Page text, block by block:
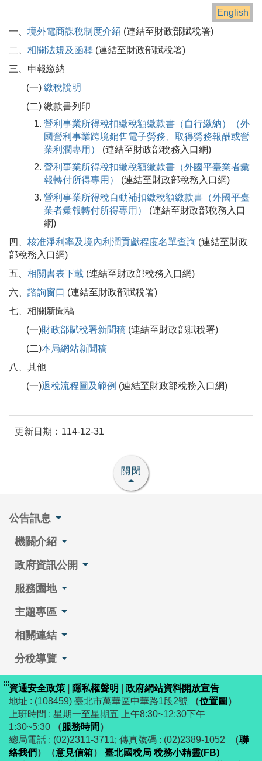
English
一、 境外電商課稅制度介紹 (連結至財政部賦稅署)
二、 相關法規及函釋 (連結至財政部賦稅署)
三、申報繳納
(一) 繳稅說明
(二) 繳款書列印
營利事業所得稅扣繳稅額繳款書（自行繳納）（外
國營利事業跨境銷售電子勞務、取得勞務報酬或營
業利潤專用）
(連結至財政部稅務入口網)
營利事業所得稅扣繳稅額繳款書‎（外國平臺業者彙
報轉付所得專用）
(連結至財政部稅務入口網)
營利事業所得稅自動補扣繳稅額繳款書（外國平臺
業者彙報轉付所得專用）
(連結至財政部稅務入口
網)
四、 核准淨利率及境內利潤貢獻程度名單查詢 (連結至財政
部稅務入口網)
五、 相關書表下載 (連結至財政部稅務入口網)
六、 諮詢窗口 (連結至財政部賦稅署)
七、相關新聞稿
(一)財政部賦稅署新聞稿 (連結至財政部賦稅署)
(二)本局網站新聞稿
八、其他
(一)退稅流程圖及範例 (連結至財政部稅務入口網)
更新日期：114-12-31
關閉
公告訊息
機關介紹
政府資訊公開
服務園地
主題專區
相關連結
分稅導覽
:::資通安全政策 隱私權聲明
政府網站資料開放宣告
地址 : (108459) 臺北市萬華區中華路1段2號
（位置圖 ）
上班時間 : 星期一至星期五 上午8:30~12:30下午
1:30~5:30
（服務時間 ）
總局電話 : (02)2311-3711; 傳真號碼 : (02)2389-1052
（聯
絡我們 ） （意見信箱）
臺北國稅局 稅務小精靈(FB)